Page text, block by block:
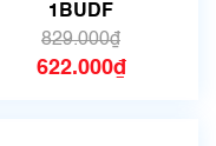
1BUDF
829.000₫
622.000₫